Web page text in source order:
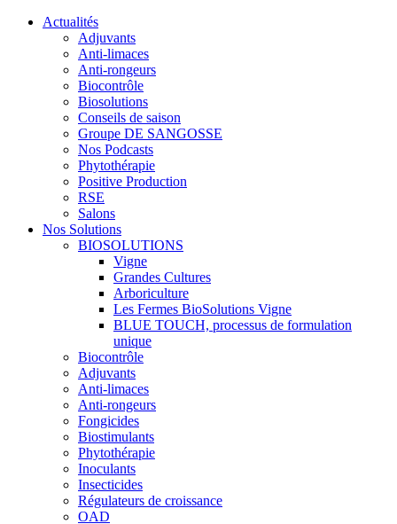
Actualités
Adjuvants
Anti-limaces
Anti-rongeurs
Biocontrôle
Biosolutions
Conseils de saison
Groupe DE SANGOSSE
Nos Podcasts
Phytothérapie
Positive Production
RSE
Salons
Nos Solutions
BIOSOLUTIONS
Vigne
Grandes Cultures
Arboriculture
Les Fermes BioSolutions Vigne
BLUE TOUCH, processus de formulation
unique
Biocontrôle
Adjuvants
Anti-limaces
Anti-rongeurs
Fongicides
Biostimulants
Phytothérapie
Inoculants
Insecticides
Régulateurs de croissance
OAD